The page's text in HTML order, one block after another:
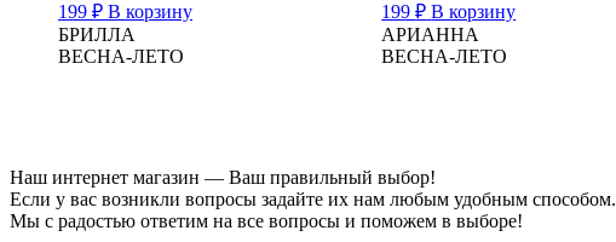
199 ₽ В корзину
БРИЛЛА
ВЕСНА-ЛЕТО
199₽ В корзину
АРИАННА
ВЕСНА-ЛЕТО
Наш интернет магазин — Ваш правильный выбор!
Если у вас возникли вопросы задайте их нам любым удобным способом.
Мы с радостью ответим на все вопросы и поможем в выборе!